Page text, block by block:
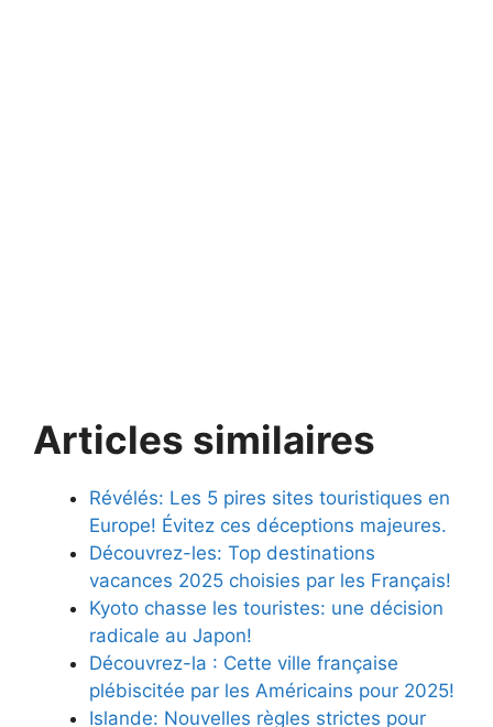
Articles similaires
Révélés: Les 5 pires sites touristiques en
Europe! Évitez ces déceptions majeures.
Découvrez-les: Top destinations
vacances 2025 choisies par les Français!
Kyoto chasse les touristes: une décision
radicale au Japon!
Découvrez-la : Cette ville française
plébiscitée par les Américains pour 2025!
Islande: Nouvelles règles strictes pour